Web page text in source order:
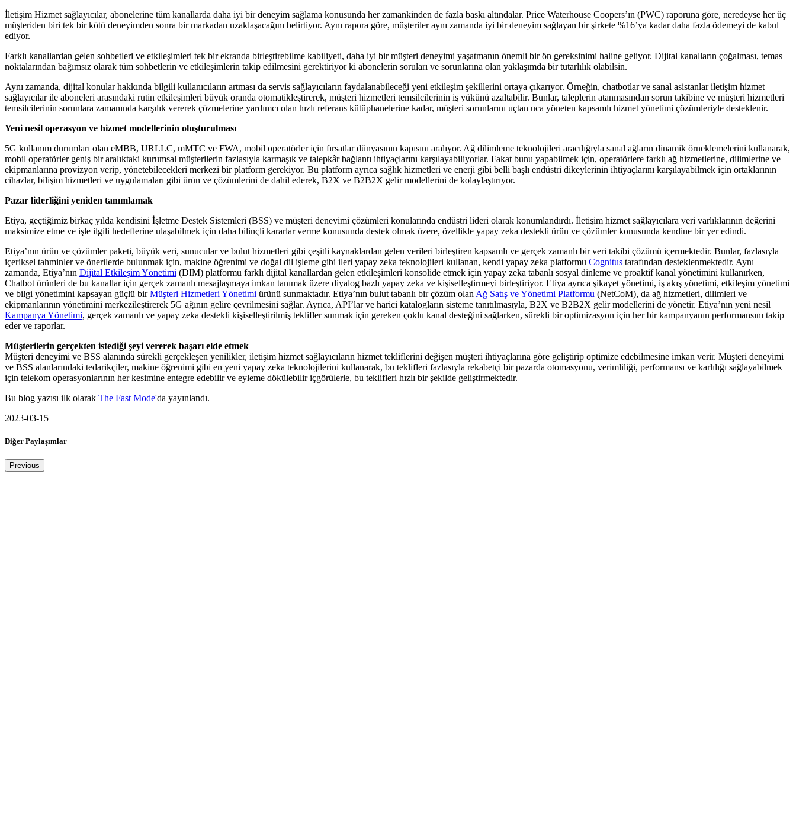
İletişim Hizmet sağlayıcılar, abonelerine tüm kanallarda daha iyi bir deneyim sağlama konusunda her zamankinden de fazla baskı altındalar. Price Waterhouse Coopers’ın (PWC) raporuna göre, neredeyse her üç
müşteriden biri tek bir kötü deneyimden sonra bir markadan uzaklaşacağını belirtiyor. Aynı rapora göre, müşteriler aynı zamanda iyi bir deneyim sağlayan bir şirkete %16’ya kadar daha fazla ödemeyi de kabul
ediyor.
Farklı kanallardan gelen sohbetleri ve etkileşimleri tek bir ekranda birleştirebilme kabiliyeti, daha iyi bir müşteri deneyimi yaşatmanın önemli bir ön gereksinimi haline geliyor. Dijital kanalların çoğalması, temas
noktalarından bağımsız olarak tüm sohbetlerin ve etkileşimlerin takip edilmesini gerektiriyor ki abonelerin soruları ve sorunlarına olan yaklaşımda bir tutarlılık olabilsin.
Aynı zamanda, dijital konular hakkında bilgili kullanıcıların artması da servis sağlayıcıların faydalanabileceği yeni etkileşim şekillerini ortaya çıkarıyor. Örneğin, chatbotlar ve sanal asistanlar iletişim hizmet
sağlayıcılar ile aboneleri arasındaki rutin etkileşimleri büyük oranda otomatikleştirerek, müşteri hizmetleri temsilcilerinin iş yükünü azaltabilir. Bunlar, taleplerin atanmasından sorun takibine ve müşteri hizmetleri
temsilcilerinin sorunlara zamanında karşılık vererek çözmelerine yardımcı olan hızlı referans kütüphanelerine kadar, müşteri sorunlarını uçtan uca yöneten kapsamlı hizmet yönetimi çözümleriyle desteklenir.
Yeni nesil operasyon ve hizmet modellerinin oluşturulması
5G kullanım durumları olan eMBB, URLLC, mMTC ve FWA, mobil operatörler için fırsatlar dünyasının kapısını aralıyor. Ağ dilimleme teknolojileri aracılığıyla sanal ağların dinamik örneklemelerini kullanarak,
mobil operatörler geniş bir aralıktaki kurumsal müşterilerin fazlasıyla karmaşık ve talepkâr bağlantı ihtiyaçlarını karşılayabiliyorlar. Fakat bunu yapabilmek için, operatörlere farklı ağ hizmetlerine, dilimlerine ve
ekipmanlarına provizyon verip, yönetebilecekleri merkezi bir platform gerekiyor. Bu platform ayrıca sağlık hizmetleri ve enerji gibi belli başlı endüstri dikeylerinin ihtiyaçlarını karşılayabilmek için ortaklarının
cihazlar, bilişim hizmetleri ve uygulamaları gibi ürün ve çözümlerini de dahil ederek, B2X ve B2B2X gelir modellerini de kolaylaştırıyor.
Pazar liderliğini yeniden tanımlamak
Etiya, geçtiğimiz birkaç yılda kendisini İşletme Destek Sistemleri (BSS) ve müşteri deneyimi çözümleri konularında endüstri lideri olarak konumlandırdı. İletişim hizmet sağlayıcılara veri varlıklarının değerini
maksimize etme ve işle ilgili hedeflerine ulaşabilmek için daha bilinçli kararlar verme konusunda destek olmak üzere, özellikle yapay zeka destekli ürün ve çözümler konusunda kendine bir yer edindi.
Etiya’nın ürün ve çözümler paketi, büyük veri, sunucular ve bulut hizmetleri gibi çeşitli kaynaklardan gelen verileri birleştiren kapsamlı ve gerçek zamanlı bir veri takibi çözümü içermektedir. Bunlar, fazlasıyla
içeriksel tahminler ve önerilerde bulunmak için, makine öğrenimi ve doğal dil işleme gibi ileri yapay zeka teknolojileri kullanan, kendi yapay zeka platformu Cognitus tarafından desteklenmektedir. Aynı
zamanda, Etiya’nın Dijital Etkileşim Yönetimi (DIM) platformu farklı dijital kanallardan gelen etkileşimleri konsolide etmek için yapay zeka tabanlı sosyal dinleme ve proaktif kanal yönetimini kullanırken,
Chatbot ürünleri de bu kanallar için gerçek zamanlı mesajlaşmaya imkan tanımak üzere diyalog bazlı yapay zeka ve kişiselleştirmeyi birleştiriyor. Etiya ayrıca şikayet yönetimi, iş akış yönetimi, etkileşim yönetimi
ve bilgi yönetimini kapsayan güçlü birMüşteri Hizmetleri Yönetimi ürünü sunmaktadır. Etiya’nın bulut tabanlı bir çözüm olan Ağ Satış ve Yönetimi Platformu (NetCoM), da ağ hizmetleri, dilimleri ve
ekipmanlarının yönetimini merkezileştirerek 5G ağının gelire çevrilmesini sağlar. Ayrıca, API’lar ve harici katalogların sisteme tanıtılmasıyla, B2X ve B2B2X gelir modellerini de yönetir. Etiya’nın yeni nesil
Kampanya Yönetimi, gerçek zamanlı ve yapay zeka destekli kişiselleştirilmiş teklifler sunmak için gereken çoklu kanal desteğini sağlarken, sürekli bir optimizasyon için her bir kampanyanın performansını takip
eder ve raporlar.
Müşterilerin gerçekten istediği şeyi vererek başarı elde etmek
Müşteri deneyimi ve BSS alanında sürekli gerçekleşen yenilikler, iletişim hizmet sağlayıcıların hizmet tekliflerini değişen müşteri ihtiyaçlarına göre geliştirip optimize edebilmesine imkan verir. Müşteri deneyimi
ve BSS alanlarındaki tedarikçiler, makine öğrenimi gibi en yeni yapay zeka teknolojilerini kullanarak, bu teklifleri fazlasıyla rekabetçi bir pazarda otomasyonu, verimliliği, performansı ve karlılığı sağlayabilmek
için telekom operasyonlarının her kesimine entegre edebilir ve eyleme dökülebilir içgörülerle, bu teklifleri hızlı bir şekilde geliştirmektedir.
Bu blog yazısı ilk olarak The Fast Mode'da yayınlandı.
2023-03-15
Diğer Paylaşımlar
Previous